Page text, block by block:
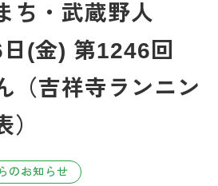
ち・武蔵野人
日(金) 第1246回
（吉祥寺ランニン
）
のお知らせ